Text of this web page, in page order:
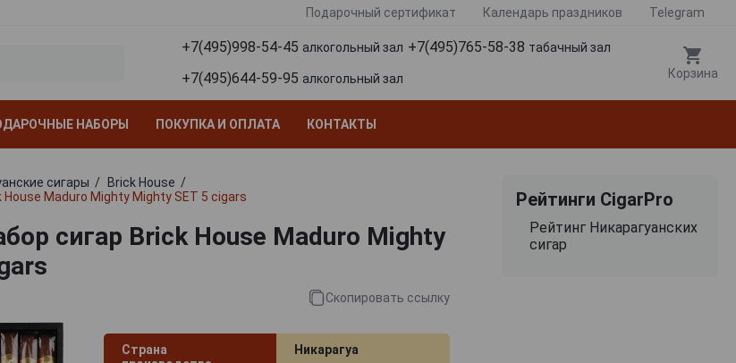
Подарочный сертификат Календарь праздников Telegram
+7(495)998-54-45 алкогольный зал +7(495)765-58-38 табачный зал
+7(495)644-59-95 алкогольный зал Корзина
НАБОРЫ ПОКУПКА И ОПЛАТА КОНТАКТЫ
сигары
Brick House
Maduro Mighty Mighty SET 5 cigars
сигар Brick House Maduro Mighty
Скопировать ссылку
Страна
Никарагуа
Рейтинги CigarPro
Рейтинг Никарагуанских
сигар